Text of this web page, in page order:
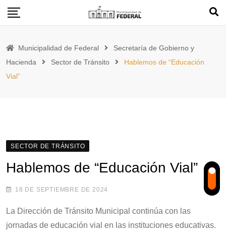
Skip
Municipalidad de Federal
Secretaría de Gobierno y
Hacienda
Sector de Tránsito
Hablemos de “Educación
Vial”
SECTOR DE TRÁNSITO
Hablemos de “Educación Vial”
18 DE SEPTIEMBRE DE 2024
La Dirección de Tránsito Municipal continúa con las
jornadas de educación vial en las instituciones educativas.